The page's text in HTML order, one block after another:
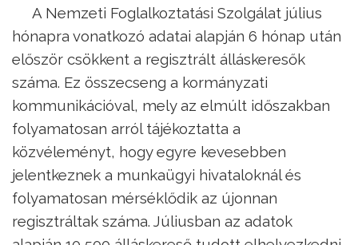
A Nemzeti Foglalkoztatási Szolgálat július
hónapra vonatkozó adatai alapján 6 hónap után
először csökkent a regisztrált álláskeresők
száma. Ez összecseng a kormányzati
kommunikációval, mely az elmúlt időszakban
folyamatosan arról tájékoztatta a
közvéleményt, hogy egyre kevesebben
jelentkeznek a munkaügyi hivataloknál és
folyamatosan mérséklődik az újonnan
regisztráltak száma. Júliusban az adatok